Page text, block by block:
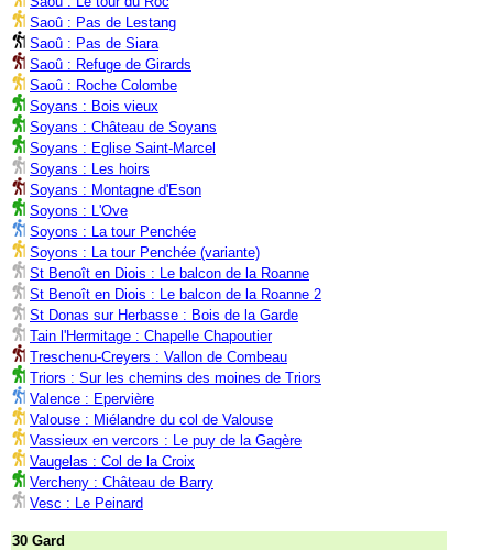
Saoû : Pas de Lestang
Saoû : Pas de Siara
Saoû : Refuge de Girards
Saoû : Roche Colombe
Soyans : Bois vieux
Soyans : Château de Soyans
Soyans : Eglise Saint-Marcel
Soyans : Les hoirs
Soyans : Montagne d'Eson
Soyons : L'Ove
Soyons : La tour Penchée
Soyons : La tour Penchée (variante)
St Benoît en Diois : Le balcon de la Roanne
St Benoît en Diois : Le balcon de la Roanne 2
St Donas sur Herbasse : Bois de la Garde
Tain l'Hermitage : Chapelle Chapoutier
Treschenu-Creyers : Vallon de Combeau
Triors : Sur les chemins des moines de Triors
Valence : Epervière
Valouse : Miélandre du col de Valouse
Vassieux en vercors : Le puy de la Gagère
Vaugelas : Col de la Croix
Vercheny : Château de Barry
Vesc : Le Peinard
30 Gard